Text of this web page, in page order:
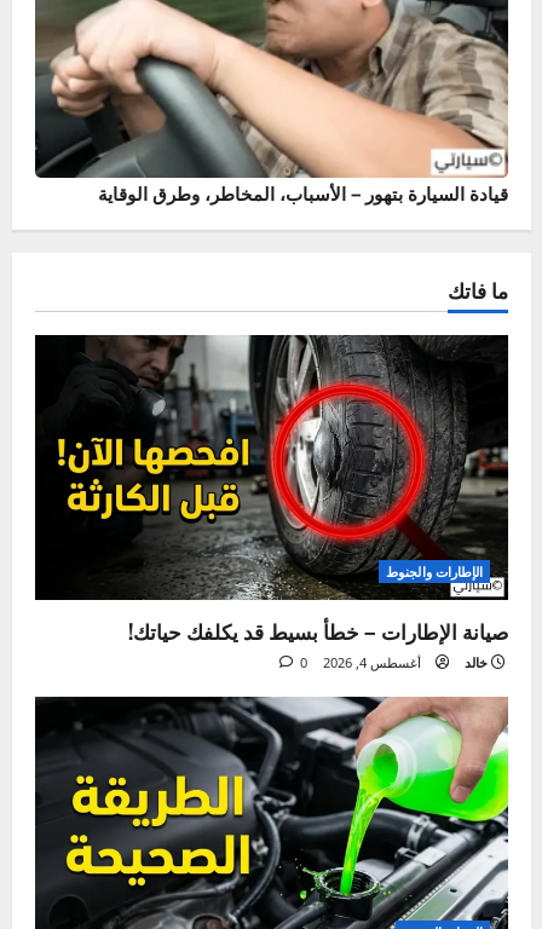
أسباب وحلول خروج نار من الشكمان – حماية محرك سيارتك
قيادة السيارة بتهور – الأسباب، المخاطر، وطرق الوقاية
ما فاتك